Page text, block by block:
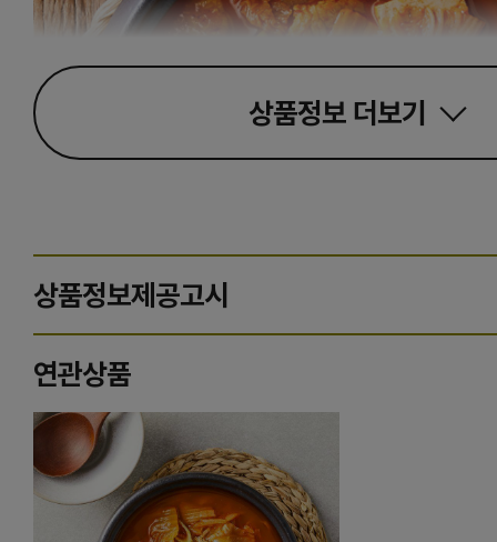
상품정보 더보기
상품정보제공고시
연관상품